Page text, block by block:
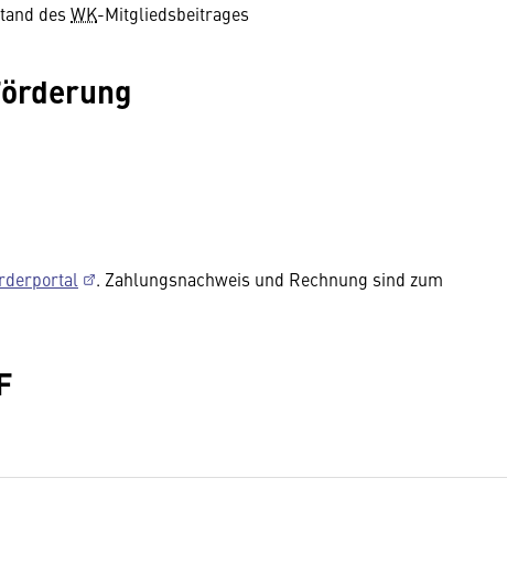
des WK-Mitgliedsbeitrages
. Zahlungsnachweis und Rechnung sind zum